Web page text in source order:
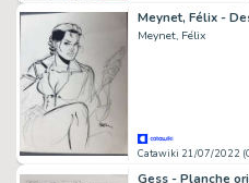
Meynet, Félix -
Meynet, Félix
Catawiki 21/07/2022